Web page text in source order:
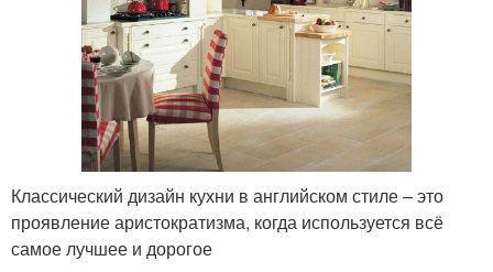
Классический дизайн кухни в английском стиле – это
проявление аристократизма, когда используется всё
самое лучшее и дорогое